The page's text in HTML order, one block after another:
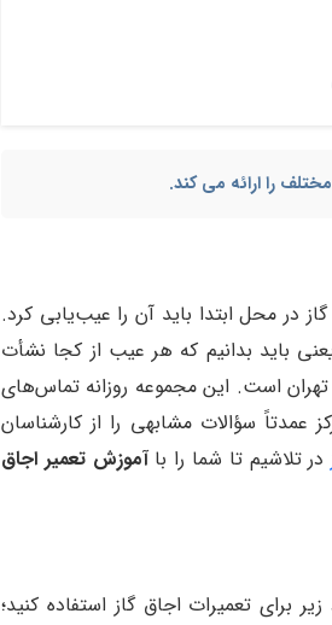
را ارائه می کند.
در محل ابتدا باید آن را عیب‌یابی کرد.
باید بدانیم که هر عیب از کجا نشأت
تهران است. این مجموعه روزانه تماس‌های
عمدتاً سؤالات مشابهی را از کارشناسان
در تلاشیم تا شما را باآموزش تعمیر اجاق
برای تعمیرات اجاق گاز استفاده کنید؛